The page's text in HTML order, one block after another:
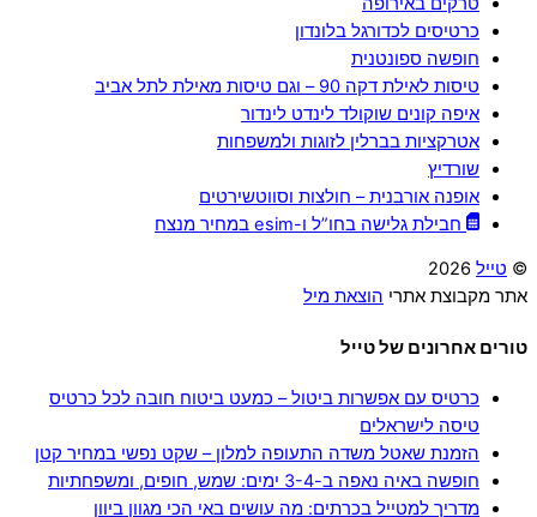
כרטיסים לכדורגל בלונדון
חופשה ספונטנית
טיסות לאילת דקה 90 – וגם טיסות מאילת לתל אביב
איפה קונים שוקולד לינדט לינדור
אטרקציות בברלין לזוגות ולמשפחות
שורדיץ
אופנה אורבנית – חולצות וסווטשירטים
חבילת גלישה בחו”ל ו-esim במחיר מנצח
© טייל
אתר מקבוצת אתרי הוצאת מיל
טורים אחרונים של טייל
כרטיס עם אפשרות ביטול – כמעט ביטוח חובה לכל כרטיס
טיסה לישראלים
הזמנת שאטל משדה התעופה למלון – שקט נפשי במחיר קטן
חופשה באיה נאפה ב-3-4 ימים: שמש, חופים, ומשפחתיות
מדריך למטייל בכרתים: מה עושים באי הכי מגוון ביוון